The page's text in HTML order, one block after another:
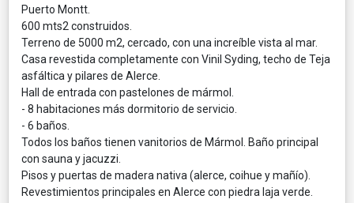
Puerto Montt.
600 mts2 construidos.
Terreno de 5000 m2, cercado, con una increíble vista al mar.
Casa revestida completamente con Vinil Syding, techo de Teja
asfáltica y pilares de Alerce.
Hall de entrada con pastelones de mármol.
- 8 habitaciones más dormitorio de servicio.
- 6 baños.
Todos los baños tienen vanitorios de Mármol. Baño principal
con sauna y jacuzzi.
Pisos y puertas de madera nativa (alerce, coihue y mañío).
Revestimientos principales en Alerce con piedra laja verde.